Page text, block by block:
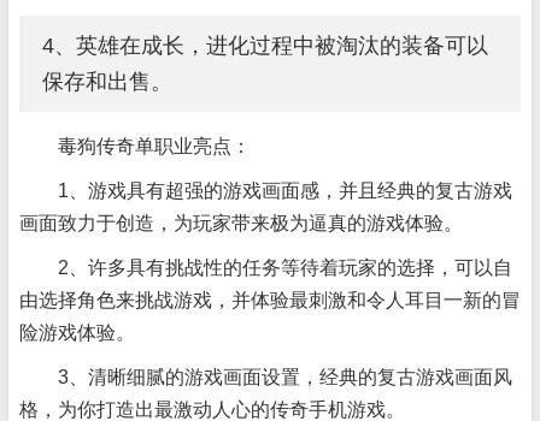
4、英雄在成长，进化过程中被淘汰的装备可以
保存和出售。
毒狗传奇单职业亮点：
1、游戏具有超强的游戏画面感，并且经典的复古游戏
画面致力于创造，为玩家带来极为逼真的游戏体验。
2、许多具有挑战性的任务等待着玩家的选择，可以自
由选择角色来挑战游戏，并体验最刺激和令人耳目一新的冒
险游戏体验。
3、清晰细腻的游戏画面设置，经典的复古游戏画面风
格，为你打造出最激动人心的传奇手机游戏。